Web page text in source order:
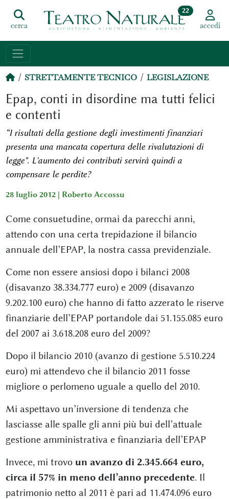
cerca
22
accedi
STRETTAMENTE TECNICO LEGISLAZIONE
Epap, conti in disordine ma tutti felici
e contenti
“I risultati della gestione degli investimenti finanziari
presenta una mancata copertura delle rivalutazioni di
legge". L'aumento dei contributi servirà quindi a
compensare le perdite?
28 luglio 2012 | Roberto Accossu
Come consuetudine, ormai da parecchi anni,
attendo con una certa trepidazione il bilancio
annuale dell’EPAP, la nostra cassa previdenziale.
Come non essere ansiosi dopo i bilanci 2008
(disavanzo 38.334.777 euro) e 2009 (disavanzo
9.202.100 euro) che hanno di fatto azzerato le riserve
finanziarie dell’EPAP portandole dai 51.155.085 euro
del 2007 ai 3.618.208 euro del 2009?
Dopo il bilancio 2010 (avanzo di gestione 5.510.224
euro) mi attendevo che il bilancio 2011 fosse
migliore o perlomeno uguale a quello del 2010.
Mi aspettavo un’inversione di tendenza che
lasciasse alle spalle gli anni più bui dell’attuale
gestione amministrativa e finanziaria dell’EPAP
Invece, mi trovo un avanzo di 2.345.664 euro,
circa il 57% in meno dell’anno precedente. Il
patrimonio netto al 2011 è pari ad 11.474.096 euro